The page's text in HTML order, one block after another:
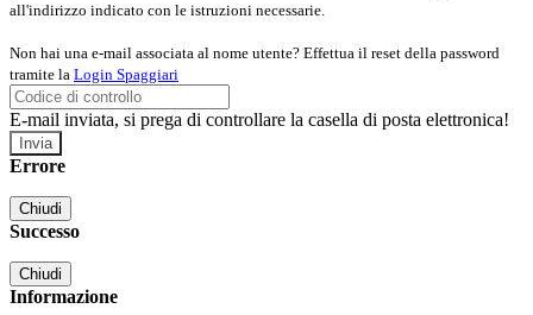
all'indirizzo indicato con le istruzioni necessarie.
Non hai una e-mail associata al nome utente? Effettua il reset della password
tramite la Login Spaggiari
E-mail inviata, si prega di controllare la casella di posta elettronica!
Errore
Chiudi
Successo
Chiudi
Informazione